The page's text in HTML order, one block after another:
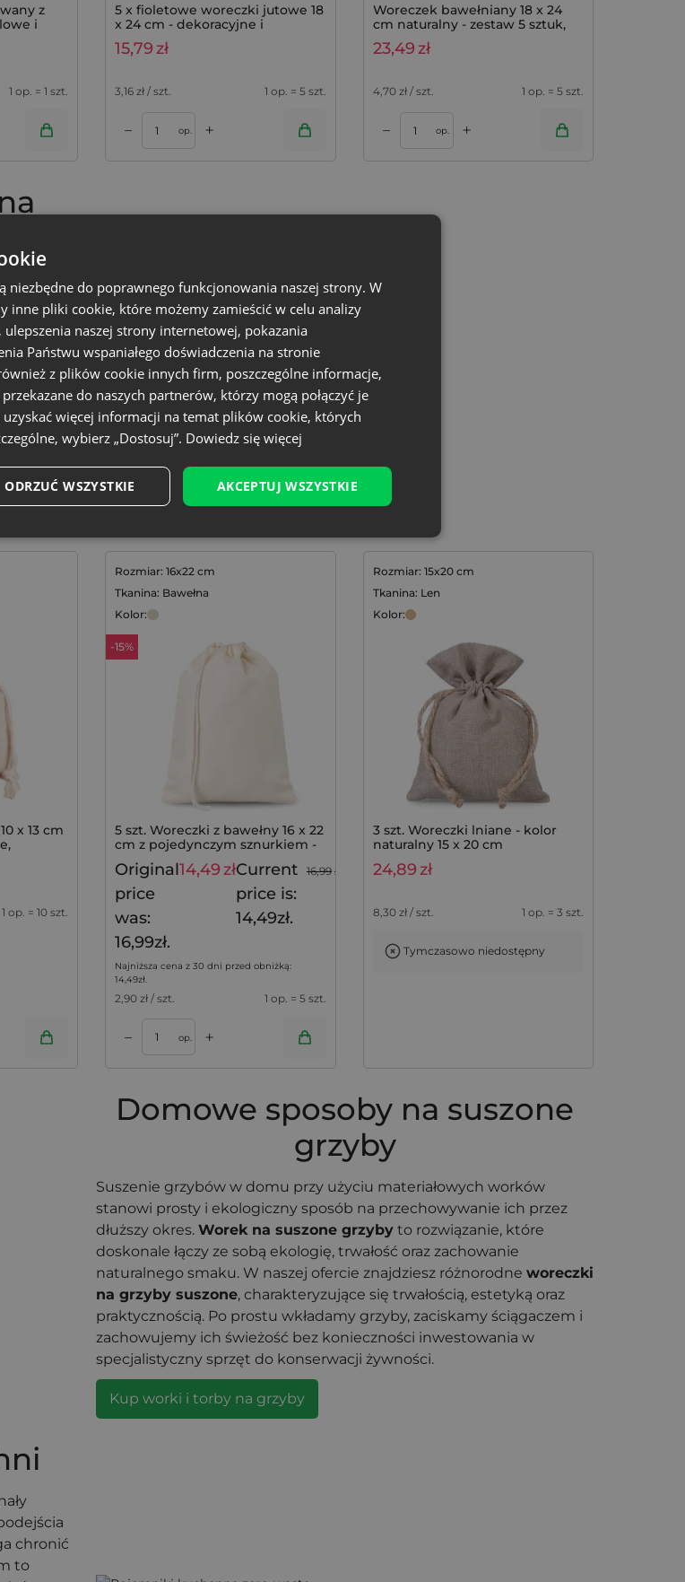
z
i
1 op. = 1 szt.
5 x fioletowe woreczki jutowe 18
x 24 cm - dekoracyjne i
praktyczne
15,79zł
3,16 zł / szt. 1 op. = 5 szt.
– op. +
Woreczek bawełniany 18 x 24
cm naturalny - zestaw 5 sztuk,
100% bawełna
23,49zł
4,70 zł / szt. 1 op. = 5 szt.
– op. +
Dodaj do koszyka
jako
len, co
x 13 cm
1 op. = 10 szt.
Rozmiar: 16x22 cm
Tkanina: Bawełna
Kolor:
-15%
5 szt. Woreczki z bawełny 16 x 22
cm z pojedynczym sznurkiem -
naturalne, na prezenty
16,99 zł
Original
price
was:
16,99zł.
14,49złCurrent
price is:
14,49zł.
Najniższa cena z 30 dni przed obniżką:
14,49zł.
2,90 zł / szt. 1 op. = 5 szt.
– op. +
Rozmiar: 15x20 cm
Tkanina: Len
Kolor:
3 szt. Woreczki lniane - kolor
naturalny 15 x 20 cm
24,89zł
8,30 zł / szt. 1 op. = 3 szt.
Tymczasowo niedostępny
Domowe sposoby na suszone
grzyby
Suszenie grzybów w domu przy użyciu materiałowych worków
stanowi prosty i ekologiczny sposób na przechowywanie ich przez
dłuższy okres. Worek na suszone grzyby to rozwiązanie, które
doskonale łączy ze sobą ekologię, trwałość oraz zachowanie
naturalnego smaku. W naszej ofercie znajdziesz różnorodne woreczki
na grzyby suszone, charakteryzujące się trwałością, estetyką oraz
praktycznością. Po prostu wkładamy grzyby, zaciskamy ściągaczem i
zachowujemy ich świeżość bez konieczności inwestowania w
specjalistyczny sprzęt do konserwacji żywności.
Kup worki i torby na grzyby
chronić
to
niezbędne do poprawnego funkcjonowania naszej strony. W
inne pliki cookie, które możemy zamieścić w celu analizy
naszej strony internetowej, pokazania
Państwu wspaniałego doświadczenia na stronie
z plików cookie innych firm, poszczególne informacje,
do naszych partnerów, którzy mogą połączyć je
więcej informacji na temat plików cookie, których
wybierz „Dostosuj”. Dowiedz się więcej
AKCEPTUJ WSZYSTKIE
ODRZUĆ WSZYSTKIE